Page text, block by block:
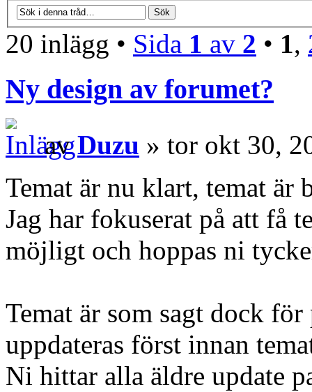
20 inlägg • Sida 1 av 2 • 1,
Ny design av forumet?
avDuzu » tor okt 30,
Temat är nu klart, temat är
Jag har fokuserat på att få
möjligt och hoppas ni
Temat är som sagt dock
uppdateras först innan
Ni hittar alla äldre update